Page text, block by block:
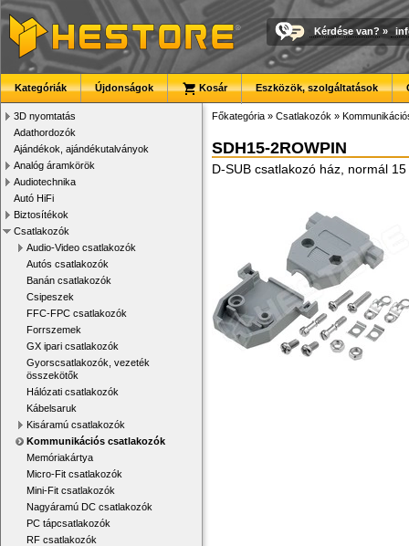
Kérdése van? »
Kategóriák Újdonságok Kosár Eszközök, szolgáltatások
3D nyomtatás
Adathordozók
Ajándékok, ajándékutalványok
Analóg áramkörök
Audiotechnika
Autó HiFi
Biztosítékok
Csatlakozók
Audio-Video csatlakozók
Autós csatlakozók
Banán csatlakozók
Csipeszek
FFC-FPC csatlakozók
Forrszemek
GX ipari csatlakozók
Gyorscsatlakozók, vezeték
összekötők
Hálózati csatlakozók
Kábelsaruk
Kisáramú csatlakozók
Kommunikációs csatlakozók
Memóriakártya
Micro-Fit csatlakozók
Mini-Fit csatlakozók
Nagyáramú DC csatlakozók
PC tápcsatlakozók
RF csatlakozók
Főkategória » Csatlakozók »
SDH15-2ROWPIN
D-SUB csatlakozó ház, normál